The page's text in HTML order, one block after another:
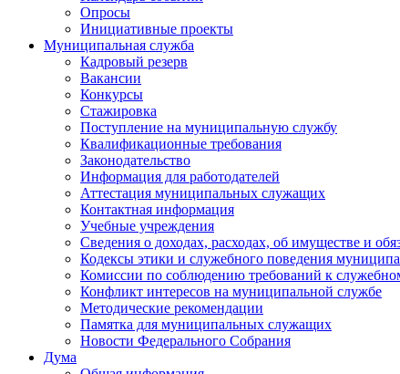
Опросы
Инициативные проекты
Муниципальная служба
Кадровый резерв
Вакансии
Конкурсы
Стажировка
Поступление на муниципальную службу
Квалификационные требования
Законодательство
Информация для работодателей
Аттестация муниципальных служащих
Контактная информация
Учебные учреждения
Сведения о доходах, расходах, об имуществе и
Кодексы этики и служебного поведения
Комиссии по соблюдению требований к
Конфликт интересов на муниципальной службе
Методические рекомендации
Памятка для муниципальных служащих
Новости Федерального Cобрания
Дума